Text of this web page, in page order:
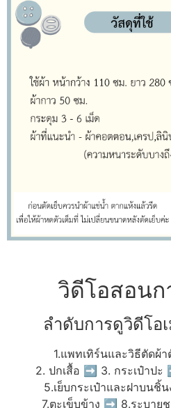
วิดีโอสอนก
ลำดับการดูวิดีโอ
1.แพทเทิร์นและวิธีตัดผ้
2. ปกเสื้อ ➡ 3. กระเป๋าป
5.เย็บกระเป๋าและฝาบน
7.ตะเข็บข้าง ➡ 8.ระบาย